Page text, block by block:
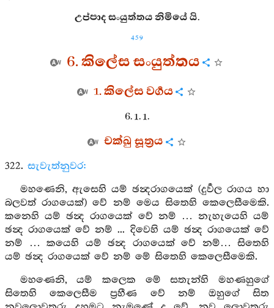
උප්පාද සංයුත්තය නිමියේ යි.
459
6. කිලේස සංයුත්තය
1. කිලේස වර්‍ගය
6. 1. 1.
චක්ඛු සූත්‍රය
322. සැවැත්නුවර:
මහණෙනි, ඇසෙහි යම් ඡන්‍දරාගයෙක් (දුර්‍වල රාගය හා
බලවත් රාගයෙක්) වේ නම් මෙය සිතෙහි කෙලෙසීමෙකි.
කනෙහි යම් ඡන්‍ද රාගයෙක් වේ නම් … නැහැයෙහි යම්
ඡන්‍ද රාගයෙක් වේ නම් ... දිවෙහි යම් ඡන්‍ද රාගයෙක් වේ
නම් … කයෙහි යම් ඡන්‍ද රාගයෙක් වේ නම්… සිතෙහි
යම් ඡන්‍ද රාගයෙක් වේ නම් මේ සිතෙහි කෙලෙසීමෙකි.
මහණෙනි, යම් කලෙක මේ සතැන්හි මහණහුගේ
සිතෙහි කෙලෙසීම ප්‍රහීණ වේ නම් ඔහුගේ සිත